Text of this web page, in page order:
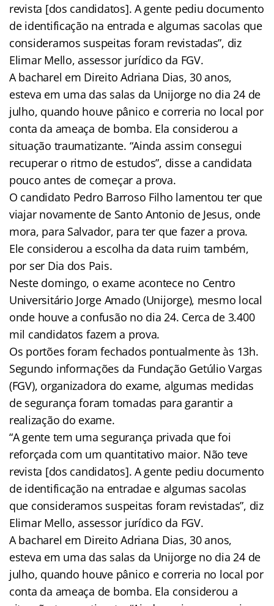
revista [dos candidatos]. A gente pediu documento
de identificação na entrada e algumas sacolas que
consideramos suspeitas foram revistadas”, diz
Elimar Mello, assessor jurídico da FGV.
A bacharel em Direito Adriana Dias, 30 anos,
esteva em uma das salas da Unijorge no dia 24 de
julho, quando houve pânico e correria no local por
conta da ameaça de bomba. Ela considerou a
situação traumatizante. “Ainda assim consegui
recuperar o ritmo de estudos”, disse a candidata
pouco antes de começar a prova.
O candidato Pedro Barroso Filho lamentou ter que
viajar novamente de Santo Antonio de Jesus, onde
mora, para Salvador, para ter que fazer a prova.
Ele considerou a escolha da data ruim também,
por ser Dia dos Pais.
Neste domingo, o exame acontece no Centro
Universitário Jorge Amado (Unijorge), mesmo local
onde houve a confusão no dia 24. Cerca de 3.400
mil candidatos fazem a prova.
Os portões foram fechados pontualmente às 13h.
Segundo informações da Fundação Getúlio Vargas
(FGV), organizadora do exame, algumas medidas
de segurança foram tomadas para garantir a
realização do exame.
“A gente tem uma segurança privada que foi
reforçada com um quantitativo maior. Não teve
revista [dos candidatos]. A gente pediu documento
de identificação na entradae e algumas sacolas
que consideramos suspeitas foram revistadas”, diz
Elimar Mello, assessor jurídico da FGV.
A bacharel em Direito Adriana Dias, 30 anos,
esteva em uma das salas da Unijorge no dia 24 de
julho, quando houve pânico e correria no local por
conta da ameaça de bomba. Ela considerou a